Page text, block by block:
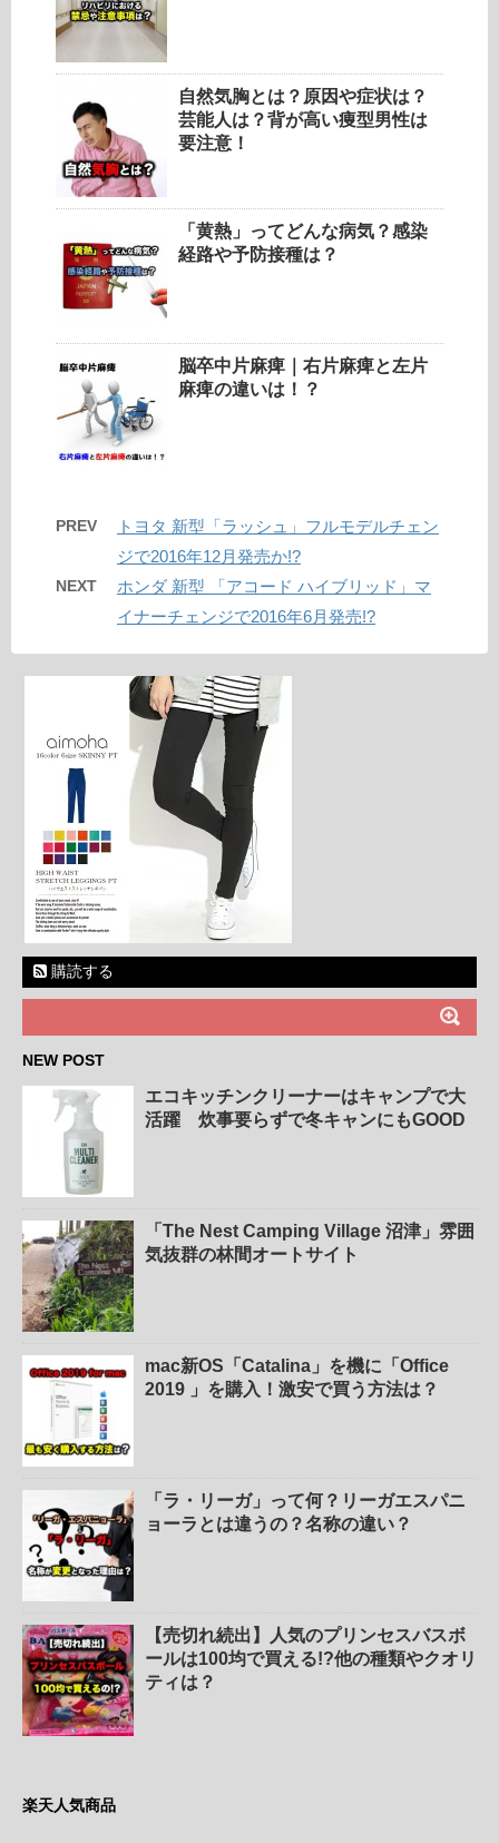
自然気胸とは？原因や症状は？
芸能人は？背が高い痩型男性は
要注意！
「黄熱」ってどんな病気？感染
経路や予防接種は？
脳卒中片麻痺｜右片麻痺と左片
麻痺の違いは！？
PREV
トヨタ 新型「ラッシュ」フルモデルチェン
ジで2016年12月発売か!?
NEXT
ホンダ 新型 「アコード ハイブリッド」マ
イナーチェンジで2016年6月発売!?
購読する
NEW POST
エコキッチンクリーナーはキャンプで大
活躍 炊事要らずで冬キャンにもGOOD
「The Nest Camping Village 沼津」雰囲
気抜群の林間オートサイト
mac新OS「Catalina」を機に「Office
2019 」を購入！激安で買う方法は？
「ラ・リーガ」って何？リーガエスパニ
ョーラとは違うの？名称の違い？
【売切れ続出】人気のプリンセスバスボ
ールは100均で買える!?他の種類やクオリ
ティは？
楽天人気商品